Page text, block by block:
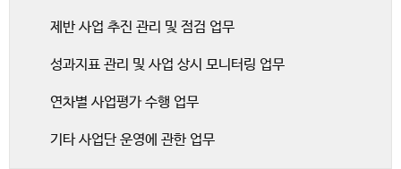
제반 사업 추진 관리 및 점검 업무
성과지표 관리 및 사업 상시 모니터링 업무
연차별 사업평가 수행 업무
기타 사업단 운영에 관한 업무